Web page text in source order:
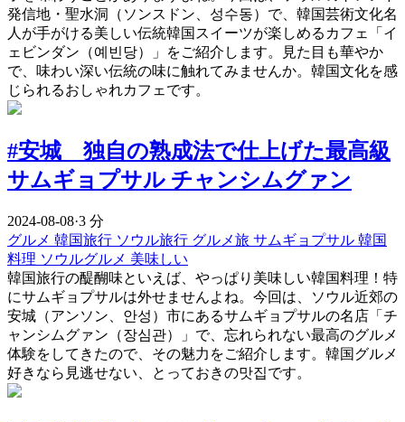
発信地・聖水洞（ソンスドン、성수동）で、韓国芸術文化名
人が手がける美しい伝統韓国スイーツが楽しめるカフェ「イ
ェビンダン（예빈당）」をご紹介します。見た目も華やか
で、味わい深い伝統の味に触れてみませんか。韓国文化を感
じられるおしゃれカフェです。
#安城 独自の熟成法で仕上げた最高級
サムギョプサル チャンシムグァン
2024-08-08·3 分
グルメ 韓国旅行 ソウル旅行 グルメ旅 サムギョプサル 韓国
料理 ソウルグルメ 美味しい
韓国旅行の醍醐味といえば、やっぱり美味しい韓国料理！特
にサムギョプサルは外せませんよね。今回は、ソウル近郊の
安城（アンソン、안성）市にあるサムギョプサルの名店「チ
ャンシムグァン（장심관）」で、忘れられない最高のグルメ
体験をしてきたので、その魅力をご紹介します。韓国グルメ
好きなら見逃せない、とっておきの맛집です。